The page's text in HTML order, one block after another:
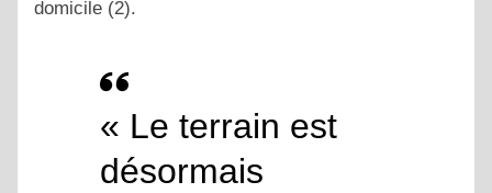
domicile (2).
« Le terrain est
désormais